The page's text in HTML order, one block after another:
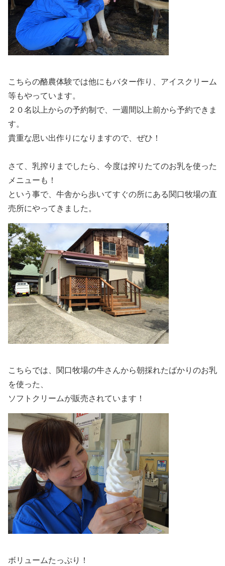
こちらの酪農体験では他にもバター作り、アイスクリーム
等もやっています。
２０名以上からの予約制で、一週間以上前から予約できま
す。
貴重な思い出作りになりますので、ぜひ！
さて、乳搾りまでしたら、今度は搾りたてのお乳を使った
メニューも！
という事で、牛舎から歩いてすぐの所にある関口牧場の直
売所にやってきました。
こちらでは、関口牧場の牛さんから朝採れたばかりのお乳
を使った、
ソフトクリームが販売されています！
ボリュームたっぷり！